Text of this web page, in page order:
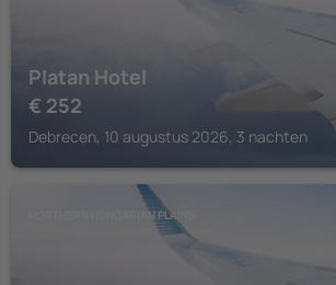
Platan Hotel
€ 252
Debrecen, 10 augustus 2026, 3 nachten
NORTHERN HUNGARIAN PLAINS